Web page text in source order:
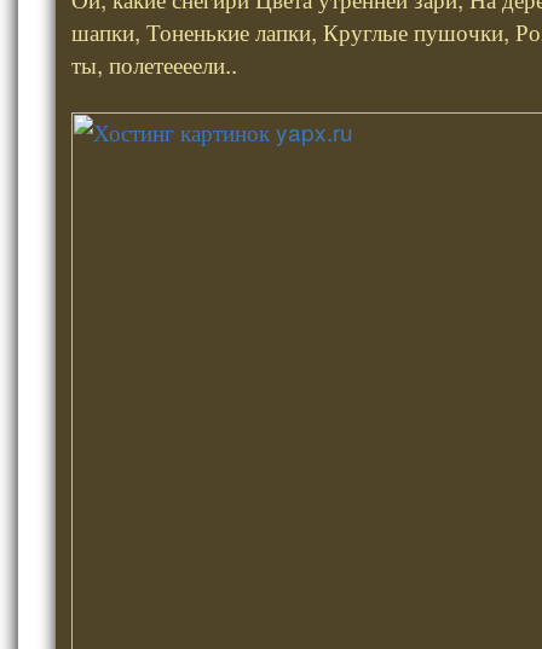
шапки, Тоненькие лапки, Круглые пушочки,
ты, полетеееели..